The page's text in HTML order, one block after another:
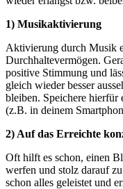
1) Musikaktivierung
Aktivierung durch Musik
Durchhaltevermögen.
positive Stimmung und
gleich wieder besser
bleiben. Speichere hierfür
(z.B. in deinem
2) Auf das Erreichte
Oft hilft es schon, einen
werfen und stolz darauf
schon alles geleistet und